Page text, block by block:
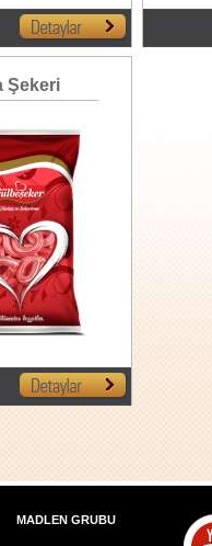
Şekeri
MADLEN GRUBU